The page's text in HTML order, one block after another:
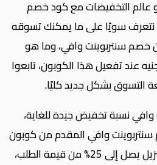
عالم التخفيضات مع كود خصم
نتعرف سويًا على ما يمكنك تسوقه
خصم سنتربوينت وافي، وما هو
عند تفعيل هذا الكوبون، تابعوا
التسوق بشكل جديد كليًا.
نسبة تخفيض جيدة للغاية،
وافي المقدم من كوبون
تك يحصل المستخدم على تنزيل يصل إلى 25% من قيمة الطلب،